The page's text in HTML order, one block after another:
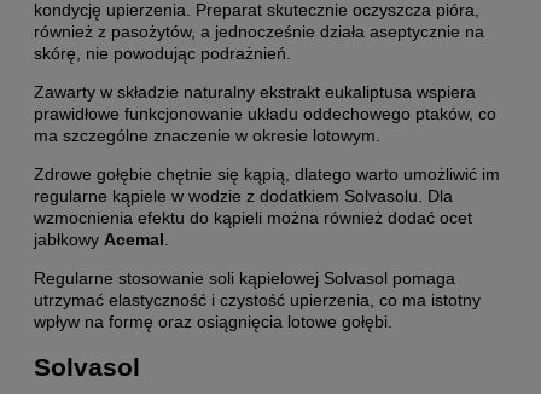
kondycję upierzenia. Preparat skutecznie oczyszcza pióra,
również z pasożytów, a jednocześnie działa aseptycznie na
skórę, nie powodując podrażnień.
Zawarty w składzie naturalny ekstrakt eukaliptusa wspiera
prawidłowe funkcjonowanie układu oddechowego ptaków, co
ma szczególne znaczenie w okresie lotowym.
Zdrowe gołębie chętnie się kąpią, dlatego warto umożliwić im
regularne kąpiele w wodzie z dodatkiem Solvasolu. Dla
wzmocnienia efektu do kąpieli można również dodać ocet
jabłkowy Acemal
Regularne stosowanie soli kąpielowej Solvasol pomaga
utrzymać elastyczność i czystość upierzenia, co ma istotny
wpływ na formę oraz osiągnięcia lotowe gołębi.
Solvasol